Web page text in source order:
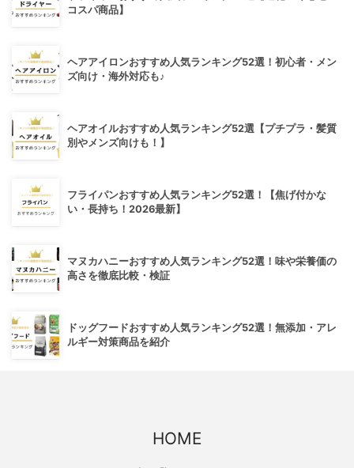
コスパ商品】
ヘアアイロンおすすめ人気ランキング52選！初心者・メン
ズ向け・海外対応も♪
ヘアオイルおすすめ人気ランキング52選【プチプラ・髪質
別やメンズ向けも！】
フライパンおすすめ人気ランキング52選！【焦げ付かな
い・長持ち！2026最新】
マヌカハニーおすすめ人気ランキング52選！味や栄養価の
高さを徹底比較・検証
ドッグフードおすすめ人気ランキング52選！無添加・アレ
ルギー対策商品を紹介
HOME